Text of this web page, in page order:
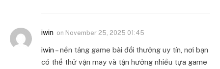
iwin on November 25, 2025 01:45
iwin – nền tảng game bài đổi thưởng uy tín, nơi bạn
có thể thử vận may và tận hưởng nhiều tựa game